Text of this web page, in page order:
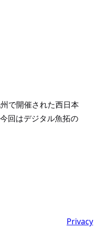
で開催された西日本
回はデジタル魚拓の
Privacy